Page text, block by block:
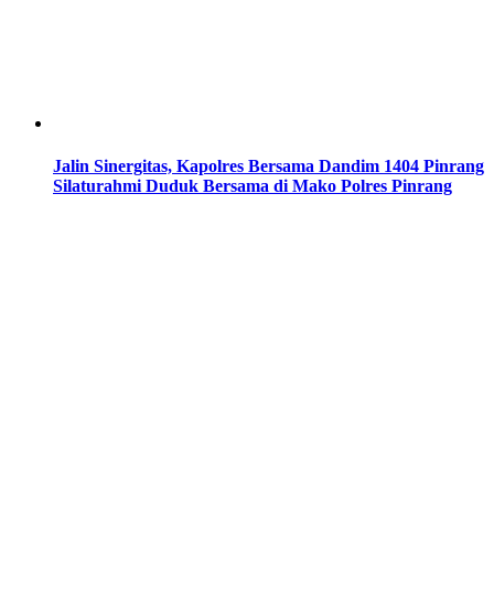
Jalin Sinergitas, Kapolres Bersama Dandim 1404 Pinrang
Silaturahmi Duduk Bersama di Mako Polres Pinrang